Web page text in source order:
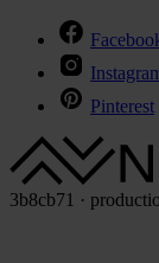
Pinterest
3b8cb71 ·